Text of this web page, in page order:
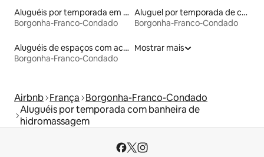
Aluguéis por temporada em acampamentos
Borgonha-Franco-Condado
Aluguel por temporada de casas de veraneio
Borgonha-Franco-Condado
Aluguéis de espaços com acesso direto a pistas de esqui
Borgonha-Franco-Condado
Mostrar mais
Airbnb França Borgonha-Franco-Condado
Aluguéis por temporada com banheira de
hidromassagem